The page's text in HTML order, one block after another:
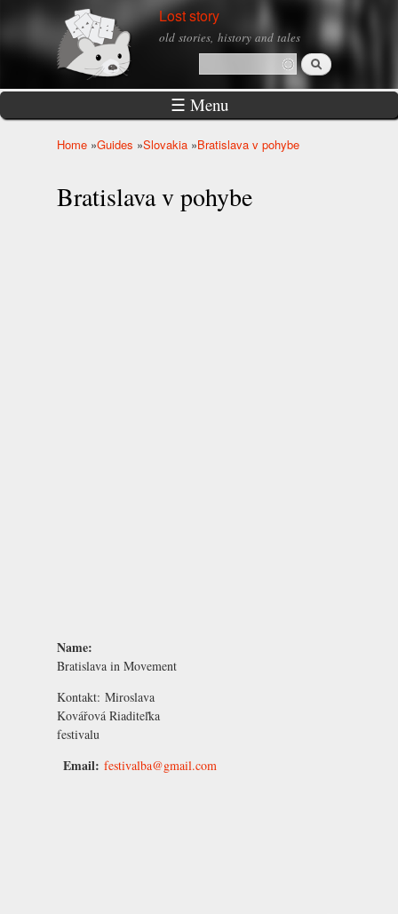
Skip to
main
Lost story
old stories, history and tales
Search form
Search
☰ Menu
Home »Guides »Slovakia »Bratislava v pohybe
Bratislava v pohybe
Name:
Bratislava in Movement
Kontakt: Miroslava
Kovářová Riaditeľka
festivalu
Email: festivalba@gmail.com